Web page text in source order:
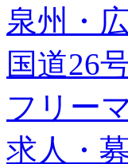
泉州・
国道26
フリー
求人・